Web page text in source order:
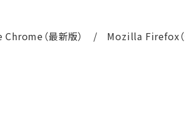
（最新版） / Mozilla Firefox（